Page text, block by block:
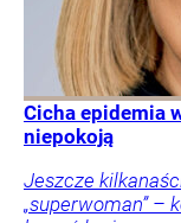
Cicha epidemia
niepokoją
Jeszcze
„superwoman” –